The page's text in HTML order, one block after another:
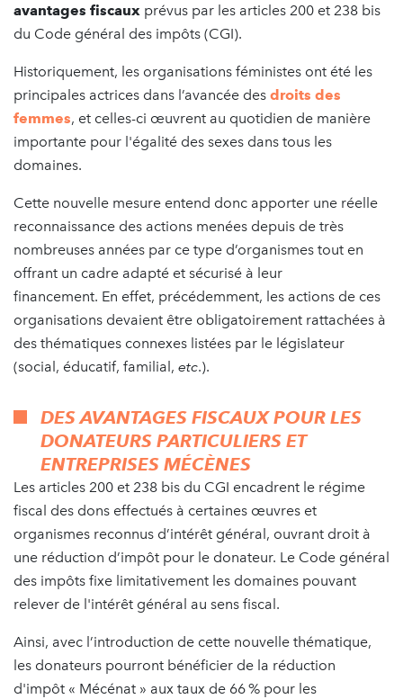
avantages fiscaux prévus par les articles 200 et 238 bis
du Code général des impôts (CGI).
Historiquement, les organisations féministes ont été les
principales actrices dans l’avancée des droits des
femmes, et celles-ci œuvrent au quotidien de manière
importante pour l'égalité des sexes dans tous les
domaines.
Cette nouvelle mesure entend donc apporter une réelle
reconnaissance des actions menées depuis de très
nombreuses années par ce type d’organismes tout en
offrant un cadre adapté et sécurisé à leur
financement. En effet, précédemment, les actions de ces
organisations devaient être obligatoirement rattachées à
des thématiques connexes listées par le législateur
(social, éducatif, familial, etc.).
DES AVANTAGES FISCAUX POUR LES
DONATEURS PARTICULIERS ET
ENTREPRISES MÉCÈNES
Les articles 200 et 238 bis du CGI encadrent le régime
fiscal des dons effectués à certaines œuvres et
organismes reconnus d’intérêt général, ouvrant droit à
une réduction d’impôt pour le donateur. Le Code général
des impôts fixe limitativement les domaines pouvant
relever de l'intérêt général au sens fiscal.
Ainsi, avec l’introduction de cette nouvelle thématique,
les donateurs pourront bénéficier de la réduction
d'impôt « Mécénat » aux taux de 66 % pour les